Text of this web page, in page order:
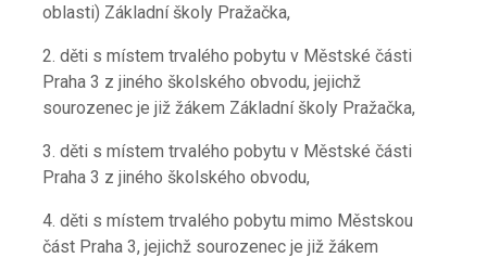
oblasti) Základní školy Pražačka,
2. děti s místem trvalého pobytu v Městské části
Praha 3 z jiného školského obvodu, jejichž
sourozenec je již žákem Základní školy Pražačka,
3. děti s místem trvalého pobytu v Městské části
Praha 3 z jiného školského obvodu,
4. děti s místem trvalého pobytu mimo Městskou
část Praha 3, jejichž sourozenec je již žákem